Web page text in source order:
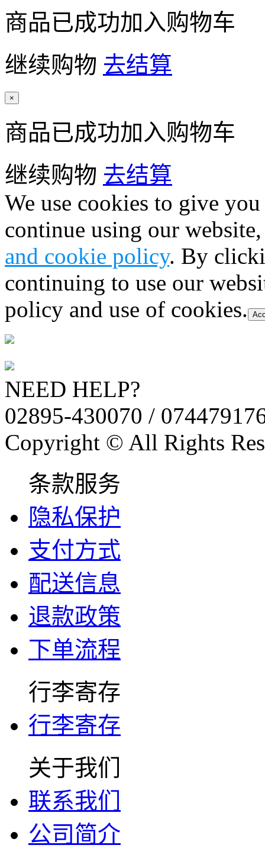
商品已成功加入购物车
继续购物 去结算
×
商品已成功加入购物车
继续购物 去结算
We use cookies to give
continue using our
and cookie policy. By
continuing to use our
policy and use of cookies.
NEED HELP?
02895-430070 /
Copyright © All Rights
条款服务
隐私保护
支付方式
配送信息
退款政策
下单流程
行李寄存
行李寄存
关于我们
联系我们
公司简介